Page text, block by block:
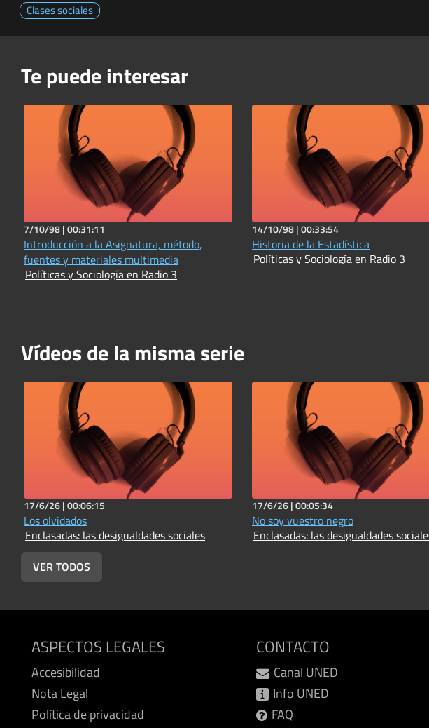
Clases sociales
Te puede interesar
7/10/98 |00:31:11
Introducción a la Asignatura, método,
fuentes y materiales multimedia
Políticas y Sociología en Radio 3
14/10/98 |00:33:54
Historia de la Estadística
Políticas y Sociología en Radio 3
Vídeos de la misma serie
17/6/26 |00:06:15
Los olvidados
Enclasadas: las desigualdades sociales
17/6/26 |00:05:34
No soy vuestro negro
Enclasadas: las desigualdades
VER TODOS
ASPECTOS LEGALES
Accesibilidad
Nota Legal
Política de privacidad
CONTACTO
Canal UNED
Info UNED
FAQ